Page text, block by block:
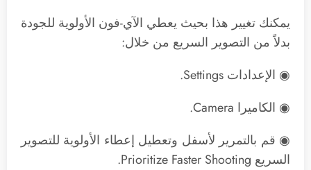
يمكنك تغيير هذا بحيث يعطي الآي-فون الأولوية للجودة
بدلاً من التصوير السريع من خلال:
◉ الإعدادات Settings.
◉ الكاميرا Camera.
◉ قم بالتمرير لأسفل وتعطيل إعطاء الأولوية للتصوير
السريع Prioritize Faster Shooting.